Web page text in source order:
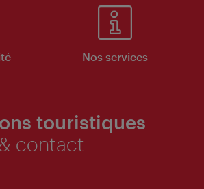
Nos services
touristiques
contact